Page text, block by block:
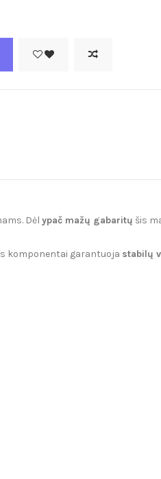
Dėl ypač mažų gabaritų šis
komponentai garantuoja stabilų